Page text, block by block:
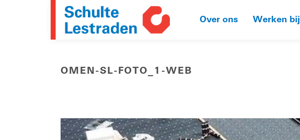
Over ons Werken bij
OMEN-SL-FOTO_1-WEB